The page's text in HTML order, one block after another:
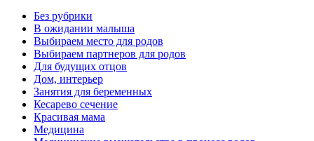
Без рубрики
В ожидании малыша
Выбираем место для родов
Выбираем партнеров для родов
Для будущих отцов
Дом, интерьер
Занятия для беременных
Кесарево сечение
Красивая мама
Медицина